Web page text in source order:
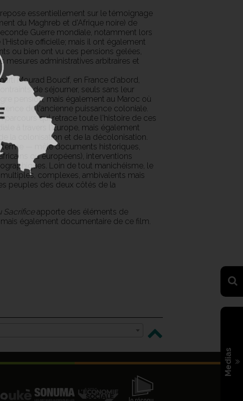
Medias
essentiellement sur le témoignage
du Maghreb et d'Afrique noire) de
Guerre mondiale, notamment lors
officielle; mais il ont également
ou bien ont vu ces pensions gelées,
mesures administratives arbitraires et
Mourad Boucif, en France d'abord,
de séjourner, seuls sans leur
pension, mais également au Maroc où
de l'ancienne puissance coloniale.
parcours qui retrace toute l'histoire de ces
à travers l'Europe, mais également
la colonisation et de la décolonisation.
terme — mêle documents historiques,
ou européens), interventions
Loin de tout manichéisme, le
complexes, ambivalents mais
peuples des deux côtés de la
Sacrificeapporte des éléments de
également documentaire de ce film.